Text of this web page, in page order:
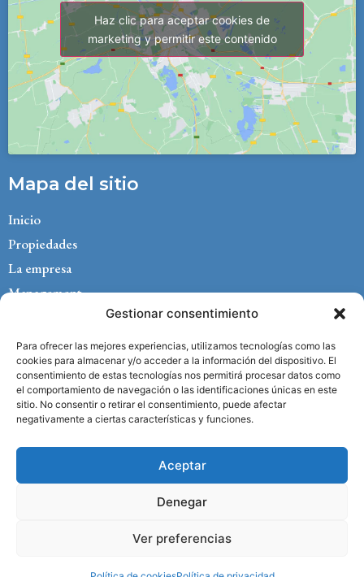
Gestionar consentimiento
Para ofrecer las mejores experiencias, utilizamos tecnologías como las
cookies para almacenar y/o acceder a la información del dispositivo. El
consentimiento de estas tecnologías nos permitirá procesar datos como
el comportamiento de navegación o las identificaciones únicas en este
sitio. No consentir o retirar el consentimiento, puede afectar
negativamente a ciertas características y funciones.
Aceptar
Denegar
Ver preferencias
Haz clic para aceptar cookies de
marketing y permitir este contenido
Mapa del sitio
Inicio
Propiedades
La empresa
Management
Blog
Contacto
Aviso legal
Política de privacidad
Copyright © 2025 Herrera Property Marbella –